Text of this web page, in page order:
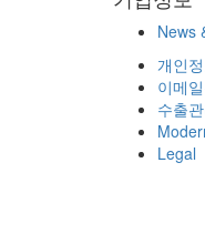
News
개인
이메
수출
Legal